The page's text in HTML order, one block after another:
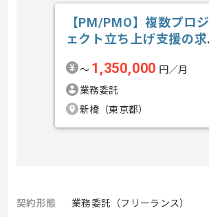
【PM/PMO】複数プロジ
ェクト立ち上げ支援の求
〜 1,350,000 円／月
業務委託
新橋（東京都）
契約形態
業務委託（フリーランス）